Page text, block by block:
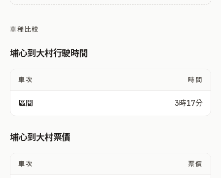
車種比較
埔心到大村行駛時間
車次 時間
區間 3時17分
埔心到大村票價
車次 票價